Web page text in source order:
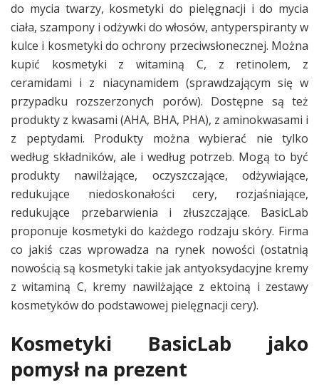
do mycia twarzy, kosmetyki do pielęgnacji i do mycia
ciała, szampony i odżywki do włosów, antyperspiranty w
kulce i kosmetyki do ochrony przeciwsłonecznej. Można
kupić kosmetyki z witaminą C, z retinolem, z
ceramidami i z niacynamidem (sprawdzającym się w
przypadku rozszerzonych porów). Dostępne są też
produkty z kwasami (AHA, BHA, PHA), z aminokwasami i
z peptydami. Produkty można wybierać nie tylko
według składników, ale i według potrzeb. Mogą to być
produkty nawilżające, oczyszczające, odżywiające,
redukujące niedoskonałości cery, rozjaśniające,
redukujące przebarwienia i złuszczające. BasicLab
proponuje kosmetyki do każdego rodzaju skóry. Firma
co jakiś czas wprowadza na rynek nowości (ostatnią
nowością są kosmetyki takie jak antyoksydacyjne kremy
z witaminą C, kremy nawilżające z ektoiną i zestawy
kosmetyków do podstawowej pielęgnacji cery).
Kosmetyki BasicLab jako
pomysł na prezent